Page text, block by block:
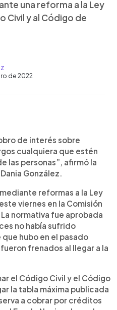
una reforma a la Ley
Civil y al Código de
de 2022
de interés sobre
cualquiera que estén
las personas”, afirmó la
González.
reformas a la Ley
viernes en la Comisión
normativa fue aprobada
no había sufrido
hubo en el pasado
frenados al llegar a la
el Código Civil y el Código
la tabla máxima publicada
a cobrar por créditos